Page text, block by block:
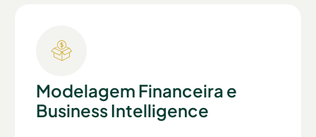
Modelagem Financeira e
Business Intelligence